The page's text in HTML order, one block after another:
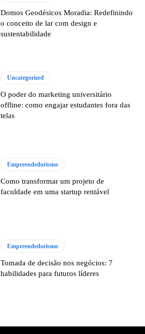
Domos Geodésicos Moradia: Redefinindo
o conceito de lar com design e
sustentabilidade
Uncategorized
O poder do marketing universitário
offline: como engajar estudantes fora das
telas
Empreendedorismo
Como transformar um projeto de
faculdade em uma startup rentável
Empreendedorismo
Tomada de decisão nos negócios: 7
habilidades para futuros líderes